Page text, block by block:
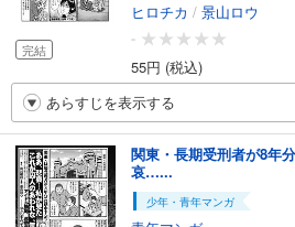
完結
ヒロチカ / 景山ロウ
-
55円 (税込)
あらすじを表示する
関東・長期受刑者が8年
哀…...
少年・青年マンガ